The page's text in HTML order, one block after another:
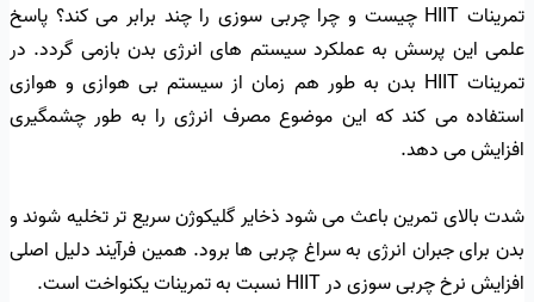
تمرینات HIIT چیست و چرا چربی سوزی را چند برابر می کند؟ پاسخ
علمی این پرسش به عملکرد سیستم های انرژی بدن بازمی گردد. در
تمرینات HIIT بدن به طور هم زمان از سیستم بی هوازی و هوازی
استفاده می کند که این موضوع مصرف انرژی را به طور چشمگیری
افزایش می دهد.
شدت بالای تمرین باعث می شود ذخایر گلیکوژن سریع تر تخلیه شوند و
بدن برای جبران انرژی به سراغ چربی ها برود. همین فرآیند دلیل اصلی
افزایش نرخ چربی سوزی در HIIT نسبت به تمرینات یکنواخت است.